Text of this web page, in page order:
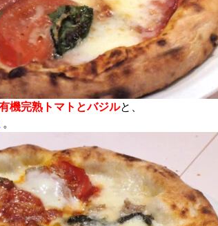
機完熟トマトとバジルと、
。